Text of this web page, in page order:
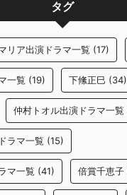
タグ
リア出演ドラマ一覧 (17)
一覧 (19) 下絛正巳 (34)
仲村トオル出演ドラマ一覧
ラマ一覧 (15)
マ一覧 (41) 倍賞千恵子